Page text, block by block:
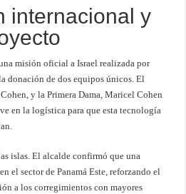
internacional y
misión oficial a Israel realizada por
donación de dos equipos únicos. El
y la Primera Dama, Maricel Cohen
en la logística para que esta tecnología
islas. El alcalde confirmó que una
el sector de Panamá Este, reforzando el
a los corregimientos con mayores